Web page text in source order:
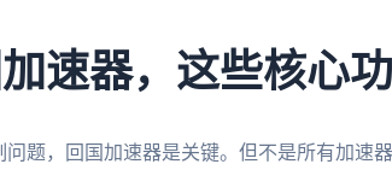
速器，这些核心
问题，回国加速器是关键。但不是所有加速